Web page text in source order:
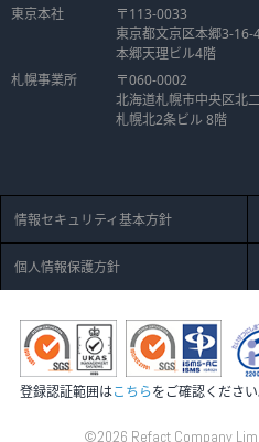
東京本社
〒113-0033
東京都文京区本郷3-16-
本郷天理ビル4階
札幌事業所
〒060-0002
北海道札幌市中央区北
札幌北2条ビル 8階
情報セキュリティ基本方針
個人情報保護方針
登録認証範囲はこちらをご確認ください
©2026 Refact Company